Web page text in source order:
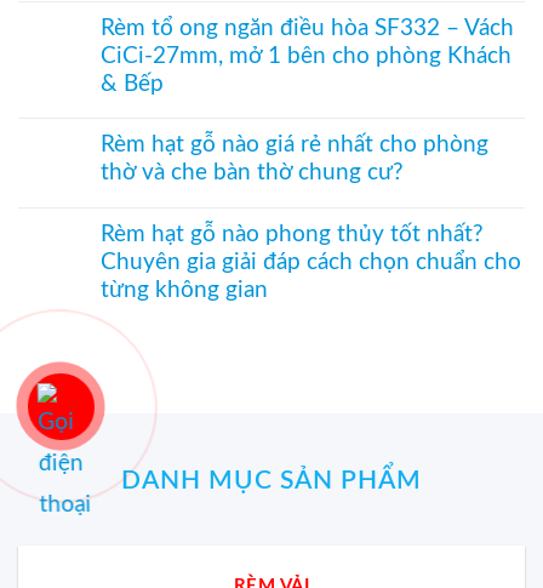
điều
hòa
hiệu
quả
phòng
thờ
–
Mành
Bách
Xanh
hình
phối
Pơ
Mu
sang
trọng,
chuẩn
phong
trúc
in
tranh
–
Giải
trang
trí
Á
đáo,
mộc
mạc
và
thuật
có
bình
luận
ở
Vách
ong
SF336
ngăn
và
hành
lang
–
CiCi-
27mm
nâu
sang
trọng
Rèm tổ ong ngăn điều hòa SF332 – Vách
CiCi-27mm, mở 1 bên cho phòng Khách
& Bếp
có
bình
luận
tổ
ong
ngăn
điều
SF332
CiCi-
27mm,
mở
cho
Rèm hạt gỗ nào giá rẻ nhất cho phòng
thờ và che bàn thờ chung cư?
có
bình
luận
ở
Rèm
hạt
rẻ
nhất
phòng
thờ
và
Rèm hạt gỗ nào phong thủy tốt nhất?
Chuyên gia giải đáp cách chọn chuẩn cho
từng không gian
Không
ở
Rèm
nào
phong
DANH MỤC SẢN PHẨM